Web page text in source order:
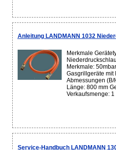
Anleitung LANDMANN 1032
Merkmale
Merkmale:
Gasgrillgeräte mit
Abmessungen (B/
Länge: 800 mm
Verkaufsmenge:
Service-Handbuch LANDMANN